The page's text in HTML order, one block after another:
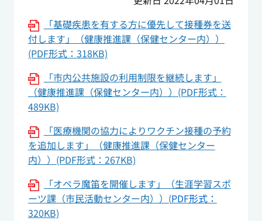
「基礎疾患を有する方に優先して接種券を送
付します」（健康推進課（保健センター内））
(PDF形式：318KB)
「市内公共施設の利用制限を継続します」
（健康推進課（保健センター内））(PDF形式：
489KB)
「医療機関の協力によりワクチン接種の予約
を追加します」（健康推進課（保健センター
内））(PDF形式：267KB)
「オペラ魔笛を開催します」（生涯学習スポ
ーツ課（市民活動センター内））(PDF形式：
320KB)